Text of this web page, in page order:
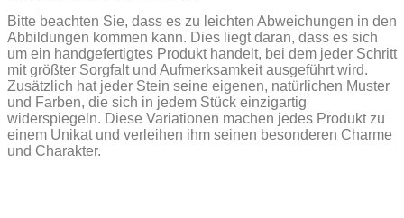
Bitte beachten Sie, dass es zu leichten Abweichungen in den
Abbildungen kommen kann. Dies liegt daran, dass es sich
um ein handgefertigtes Produkt handelt, bei dem jeder Schritt
mit größter Sorgfalt und Aufmerksamkeit ausgeführt wird.
Zusätzlich hat jeder Stein seine eigenen, natürlichen Muster
und Farben, die sich in jedem Stück einzigartig
widerspiegeln. Diese Variationen machen jedes Produkt zu
einem Unikat und verleihen ihm seinen besonderen Charme
und Charakter.